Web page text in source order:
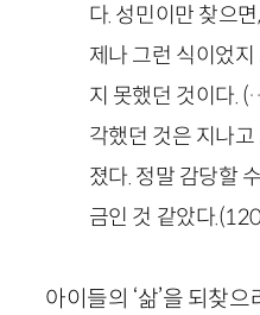
다. 성민이만 찾으
제나 그런 식이었
지 못했던 것이다.
각했던 것은 지나
졌다. 정말 감당할
금인 것 같았다.(
아이들의 ‘삶’을 되찾